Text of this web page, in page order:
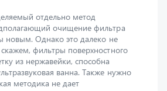
новым. Однако это далеко не
фильтры поверхностного
из нержавейки, способна
ванна. Также нужно
методика не дает
поскольку постепенно
начинает «уставать»,